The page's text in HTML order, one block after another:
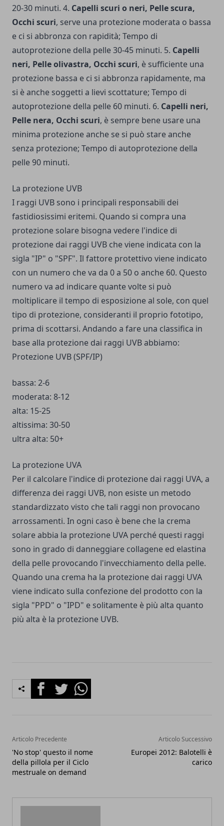
20-30 minuti. 4. Capelli scuri o neri, Pelle scura,
Occhi scuri, serve una protezione moderata o bassa
e ci si abbronza con rapidità; Tempo di
autoprotezione della pelle 30-45 minuti. 5. Capelli
neri, Pelle olivastra, Occhi scuri, è sufficiente una
protezione bassa e ci si abbronza rapidamente, ma
si è anche soggetti a lievi scottature; Tempo di
autoprotezione della pelle 60 minuti. 6. Capelli neri,
Pelle nera, Occhi scuri, è sempre bene usare una
minima protezione anche se si può stare anche
senza protezione; Tempo di autoprotezione della
pelle 90 minuti.
La protezione UVB
I raggi UVB sono i principali responsabili dei
fastidiosissimi eritemi. Quando si compra una
protezione solare bisogna vedere l'indice di
protezione dai raggi UVB che viene indicata con la
sigla "IP" o "SPF". Il fattore protettivo viene indicato
con un numero che va da 0 a 50 o anche 60. Questo
numero va ad indicare quante volte si può
moltiplicare il tempo di esposizione al sole, con quel
tipo di protezione, consideranti il proprio fototipo,
prima di scottarsi. Andando a fare una classifica in
base alla protezione dai raggi UVB abbiamo:
Protezione UVB (SPF/IP)
bassa: 2-6
moderata: 8-12
alta: 15-25
altissima: 30-50
ultra alta: 50+
La protezione UVA
Per il calcolare l'indice di protezione dai raggi UVA, a
differenza dei raggi UVB, non esiste un metodo
standardizzato visto che tali raggi non provocano
arrossamenti. In ogni caso è bene che la crema
solare abbia la protezione UVA perché questi raggi
sono in grado di danneggiare collagene ed elastina
della pelle provocando l'invecchiamento della pelle.
Quando una crema ha la protezione dai raggi UVA
viene indicato sulla confezione del prodotto con la
sigla "PPD" o "IPD" e solitamente è più alta quanto
più alta è la protezione UVB.
FacebookTwitterWhatsapp
Articolo Precedente
'No stop' questo il nome
della pillola per il Ciclo
mestruale on demand
Articolo Successivo
Europei 2012: Balotelli è
carico